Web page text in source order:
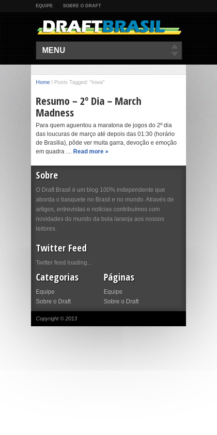
EQUIPE SOBRE O DRAFT
MENU
Home / Posts Tagged: "Iowa"
Resumo – 2º Dia – March
Madness
Para quem aguentou a maratona de jogos do 2º dia
das loucuras de março até depois das 01:30 (horário
de Brasília), pôde ver muita garra, devoção e emoção
em quadra .... Read more »
Sobre
O Draft Brasil é um blog 100% independente que
aborda o basquete no Brasil e no mundo. Através de
artigos, entrevistas e notícias contribuímos com
novidades do mundo da bola laranja aos nossos
leitores.
Twitter Feed
Twitter feed loading...
Categorias
Equipe
Sobre o Draft
Páginas
Equipe
Sobre o Draft
Copyright © 2013